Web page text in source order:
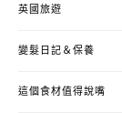
英國旅遊
變髮日記＆保養
這個食材值得說嘴